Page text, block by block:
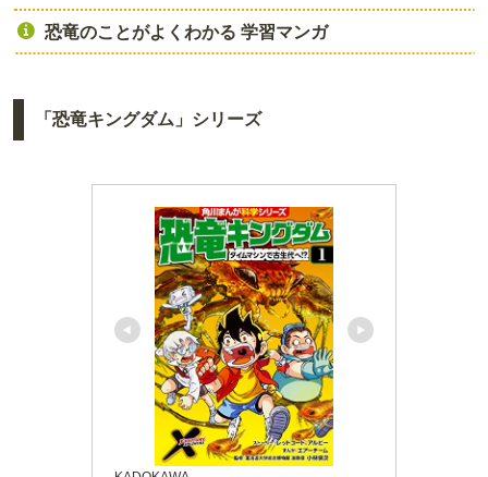
恐竜のことがよくわかる 学習マンガ
「恐竜キングダム」シリーズ